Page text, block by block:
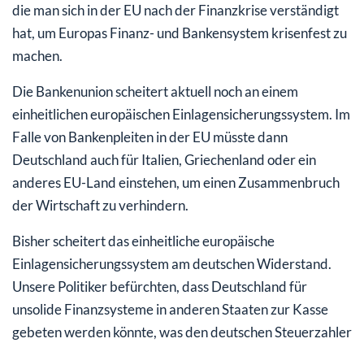
die man sich in der EU nach der Finanzkrise verständigt
hat, um Europas Finanz- und Bankensystem krisenfest zu
machen.
Die Bankenunion scheitert aktuell noch an einem
einheitlichen europäischen Einlagensicherungssystem. Im
Falle von Bankenpleiten in der EU müsste dann
Deutschland auch für Italien, Griechenland oder ein
anderes EU-Land einstehen, um einen Zusammenbruch
der Wirtschaft zu verhindern.
Bisher scheitert das einheitliche europäische
Einlagensicherungssystem am deutschen Widerstand.
Unsere Politiker befürchten, dass Deutschland für
unsolide Finanzsysteme in anderen Staaten zur Kasse
gebeten werden könnte, was den deutschen Steuerzahler